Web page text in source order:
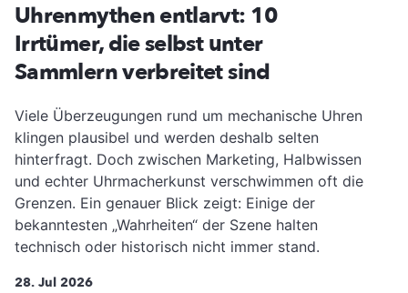
Uhrenmythen entlarvt: 10
Irrtümer, die selbst unter
Sammlern verbreitet sind
Viele Überzeugungen rund um mechanische Uhren
klingen plausibel und werden deshalb selten
hinterfragt. Doch zwischen Marketing, Halbwissen
und echter Uhrmacherkunst verschwimmen oft die
Grenzen. Ein genauer Blick zeigt: Einige der
bekanntesten „Wahrheiten“ der Szene halten
technisch oder historisch nicht immer stand.
28. Jul 2026